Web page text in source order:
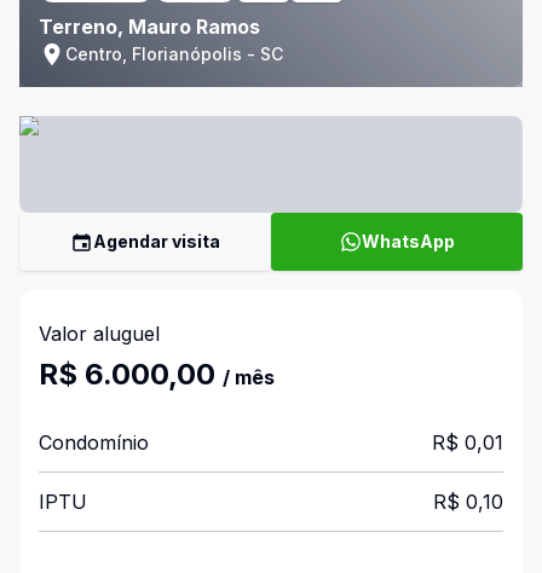
Terreno, Mauro Ramos
Centro, Florianópolis - SC
Agendar visita WhatsApp
Valor aluguel
R$ 6.000,00 / mês
Condomínio R$ 0,01
IPTU R$ 0,10